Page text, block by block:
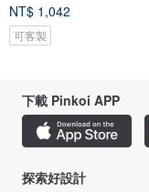
NT$ 1,042
可客製
下載 Pinkoi APP
探索好設計